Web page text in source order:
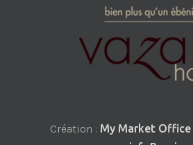
Création : My Market Office